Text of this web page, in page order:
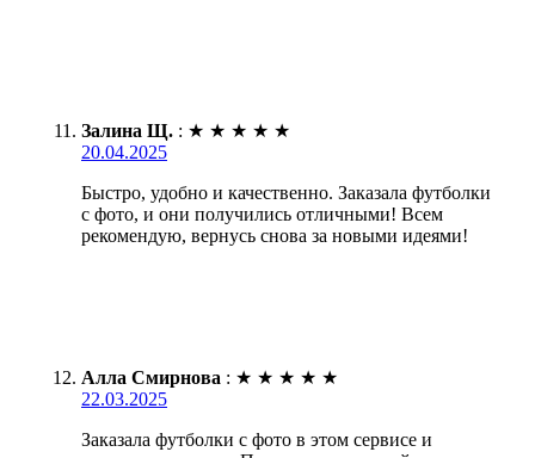
Залина Щ. : ★ ★ ★ ★ ★
20.04.2025
Быстро, удобно и качественно. Заказала футболки
с фото, и они получились отличными! Всем
рекомендую, вернусь снова за новыми идеями!
Алла Смирнова : ★ ★ ★ ★ ★
22.03.2025
Заказала футболки с фото в этом сервисе и